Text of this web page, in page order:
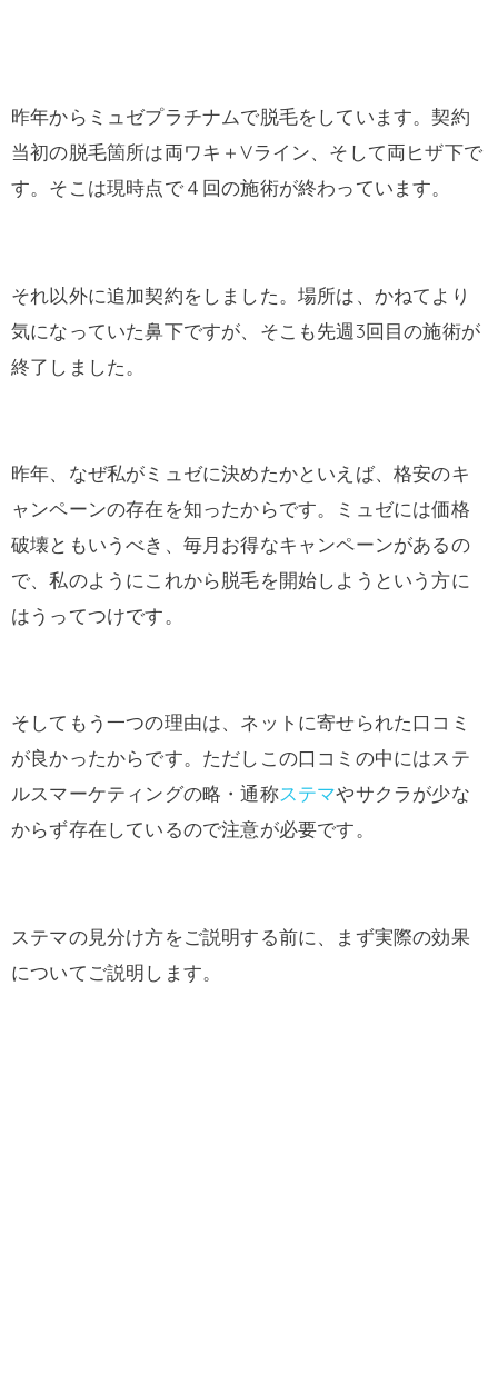
昨年からミュゼプラチナムで脱毛をしています。契約
当初の脱毛箇所は両ワキ＋Vライン、そして両ヒザ下で
す。そこは現時点で４回の施術が終わっています。
それ以外に追加契約をしました。場所は、かねてより
気になっていた鼻下ですが、そこも先週3回目の施術が
終了しました。
昨年、なぜ私がミュゼに決めたかといえば、格安のキ
ャンペーンの存在を知ったからです。ミュゼには価格
破壊ともいうべき、毎月お得なキャンペーンがあるの
で、私のようにこれから脱毛を開始しようという方に
はうってつけです。
そしてもう一つの理由は、ネットに寄せられた口コミ
が良かったからです。ただしこの口コミの中にはステ
ルスマーケティングの略・通称ステマやサクラが少な
からず存在しているので注意が必要です。
ステマの見分け方をご説明する前に、まず実際の効果
についてご説明します。